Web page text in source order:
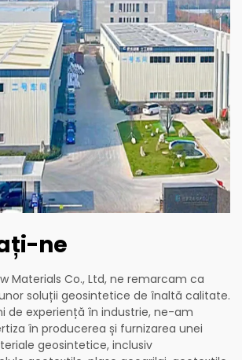
ne
Materials Co., Ltd, ne remarcam ca
soluții geosintetice de înaltă calitate.
de experiență în industrie, ne-am
în producerea și furnizarea unei
geosintetice, inclusiv